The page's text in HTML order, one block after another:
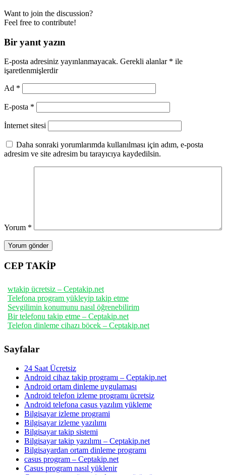
Want to join the discussion?
Feel free to contribute!
Bir yanıt yazın
E-posta adresiniz yayınlanmayacak. Gerekli alanlar * ile
işaretlenmişlerdir
Ad *
E-posta *
İnternet sitesi
Daha sonraki yorumlarımda kullanılması için adım, e-posta
adresim ve site adresim bu tarayıcıya kaydedilsin.
Yorum *
CEP TAKİP
wtakip ücretsiz – Ceptakip.net
Telefona program yükleyip takip etme
Sevgilimin konumunu nasıl öğrenebilirim
Bir telefonu takip etme – Ceptakip.net
Telefon dinleme cihazı böcek – Ceptakip.net
Sayfalar
24 Saat Ücretsiz
Android cihaz takip programı – Ceptakip.net
Android ortam dinleme uygulaması
Android telefon izleme programı ücretsiz
Android telefona casus yazılım yükleme
Bilgisayar izleme programi
Bilgisayar izleme yazılımı
Bilgisayar takip sistemi
Bilgisayar takip yazılımı – Ceptakip.net
Bilgisayardan ortam dinleme programı
casus program – Ceptakip.net
Casus program nasıl yüklenir